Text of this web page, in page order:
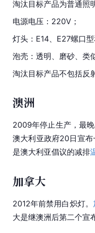
淘汰目标产品为普通照
电源电压：220V；
灯头：E14、E27螺口
泡壳：透明、磨砂、类
淘汰目标产品不包括反
澳洲
2009年停止生产，最
澳大利亚政府20日宣
是澳大利亚倡议的减排
加拿大
2012年前禁用白炽灯。
大是继澳洲后第二个宣